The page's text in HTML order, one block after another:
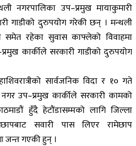
नगरपालिका उप–प्रमुख मायाकुमारी
गाडीको दुरुपयोग गरेकी छन् । मन्थली
समेत रहेका सुवास काफ्लेको विवाहमा
कार्कीले सरकारी गाडीको दुरुपयोग
सार्वजनिक विदा र १० गते
उप–प्रमुख कार्कीले सरकारी कामको
हुँदै हेटौंडासम्मको लागि जिल्ला
सवारी पास लिएर रामेछाप
जन्त गएकी हुन् ।